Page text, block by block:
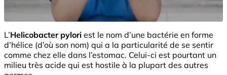
L’Helicobacter pylori est le nom d’une bactérie en forme
d’hélice (d’où son nom) qui a la particularité de se sentir
comme chez elle dans l’estomac. Celui-ci est pourtant un
milieu très acide qui est hostile à la plupart des autres